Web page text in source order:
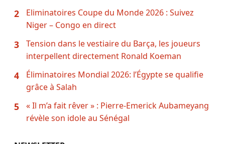
2
Eliminatoires Coupe du Monde 2026 : Suivez
Niger – Congo en direct
3
Tension dans le vestiaire du Barça, les joueurs
interpellent directement Ronald Koeman
4
Éliminatoires Mondial 2026: l’Égypte se qualifie
grâce à Salah
5
« Il m’a fait rêver » : Pierre-Emerick Aubameyang
révèle son idole au Sénégal